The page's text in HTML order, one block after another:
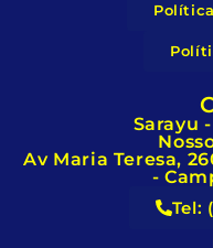
Sarayu
Av Maria Teresa,
-
Tel: